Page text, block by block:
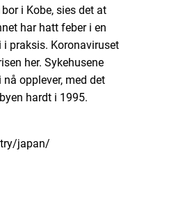
i Kobe, sies det at
har hatt feber i en
praksis. Koronaviruset
her. Sykehusene
opplever, med det
hardt i 1995.
japan/